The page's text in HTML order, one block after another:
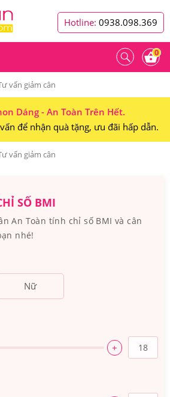
Hotline: 0938.098.369
0
vấn giảm cân
Dáng - An Toàn Trên Hết.
để nhận quà tặng, ưu đãi hấp dẫn.
vấn giảm cân
SỐ BMI
An Toàn tính chỉ số BMI và cân
nhé!
Nữ
+